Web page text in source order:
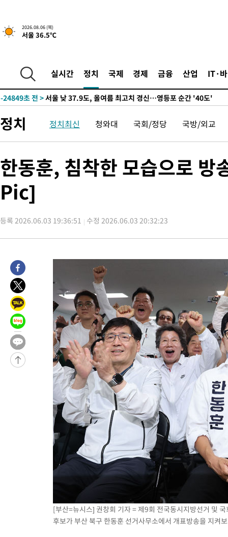
2026.08.06 (목)
서울 36.5℃
실시간 정치 국제 경제 금융 산업 IT·
-25561초 전 >'낮 최고 39도' 불볕더위…한밤 열대야도 계속[내일날씨]
-25520초 전 >[속보]7~9일 프로야구 3연전도 폭염 취소…11일 재개
-25009초 전 >
'월드컵 탈락 후폭풍' 축구협회…초유의 압수수색에 '충격·당
-24849초 전 >
-24411초 전 >[속보]종합특검, 대검 추가 압수수색…내란 중요임무종사 혐의
-20436초 전 >
[속보]코스피, 301.88포인트(4.58%) 내린 6296.38 마감
-20301초 전 >[속보]원·달러 환율, 0.7원 내린 1423.8원 마감
-14945초 전 >손흥민, 5경기 연속골 실패…LAFC는 승부차기 끝 과달라하라
-7546초 전 >
-7183초 전 >
-3681초 전 >[속보]산업장관 "李정부, 원전 반대 안해…안정 전력 위해 불가
-2378초 전 >[속보]경찰, '홍명보 선임 논란' 대한축구협회·축구회관 등 압수
화"
-28349초 전 >
日방위성, 北이 동해로 쏜 발사체는 탄도미사일 가능성
-26779초 전 >
[속보] SKT, 에이닷 서비스 장애 발생…"원인 파악 중"
-26185초 전 >
[속보]합참 "북, 동해상으로 미상 발사체 발사"
-25581초 전 >
'낮 최고 39도' 불볕더위…한밤 열대야도 계속[내일날씨]
-25540초 전 >
[속보]7~9일 프로야구 3연전도 폭염 취소…11일 재개
-25202초 전 >
"韓 외환시장 개입 관측 배경엔 美의 대한국 무역적자 있어"
-25029초 전 >
'월드컵 탈락 후폭풍' 축구협회…초유의 압수수색에 '충격·당
-24869초 전 >
서울 낮 37.9도, 올여름 최고치 경신…영등포 순간 '40도'
[속보]종합특검, 대검 추가 압수수색…내란 중요임무종사 혐의
[속보]코스닥, 800p 회복…0.26% 오른 801.67 마감
[속보]코스피, 301.88포인트(4.58%) 내린 6296.38 마감
[속보]원·달러 환율, 0.7원 내린 1423.8원 마감
"여기 떨어졌다"…다누리, 스페이스X 로켓 달 충돌 흔적 포착
손흥민, 5경기 연속골 실패…LAFC는 승부차기 끝 과달라하라
내일까지 39도 '펄펄'…기상청 "태풍 지나며 폭염 잠시 꺾인다"
트럼프, 한국계 진보 주지사 후보 맹공…"공산주의가 최대 위협"
"美간섭에 합의 지연"…트럼프, '이란 호르무즈 통제권' 수용할
[속보]산업장관 "李정부, 원전 반대 안해…안정 전력 위해 불가
[속보]경찰, '홍명보 선임 논란' 대한축구협회·축구회관 등 압수
정치 정치최신 청와대 국회/정당 국방/외교
한동훈, 침착한 모습으로 방
Pic]
등록 2026.06.03 19:36:51 수정 2026.06.03 20:32:23
[부산=뉴시스] 권창회 기자 = 제9회 전국동시지방선거 및
후보가 부산 북구 한동훈 선거사무소에서 개표방송을 지